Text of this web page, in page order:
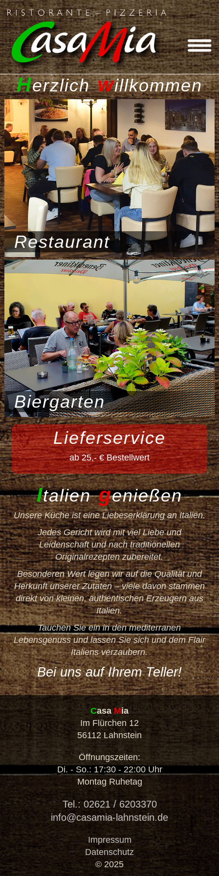
Herzlichwillkommen
Restaurant
Biergarten
Lieferservice
ab 25,- € Bestellwert
Italiengenießen
Unsere Küche ist eine Liebeserklärung an Italien.
Jedes Gericht wird mit viel Liebe und
Leidenschaft und nach traditionellen
Originalrezepten zubereitet.
Besonderen Wert legen wir auf die Qualität und
Herkunft unserer Zutaten – viele davon stammen
direkt von kleinen, authentischen Erzeugern aus
Italien.
Tauchen Sie ein in den mediterranen
Lebensgenuss und lassen Sie sich und dem Flair
Italiens verzaubern.
Bei uns auf Ihrem Teller!
Casa Mia
Im Flürchen 12
56112 Lahnstein
Öffnungszeiten:
Di. - So.: 17:30 - 22:00 Uhr
Montag Ruhetag
Tel.: 02621 / 6203370
info@casamia-lahnstein.de
Impressum
Datenschutz
© 2025